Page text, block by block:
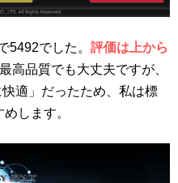
5492でした。 評価は上から
最高品質でも大丈夫ですが、
適」だったため、私は標
します。